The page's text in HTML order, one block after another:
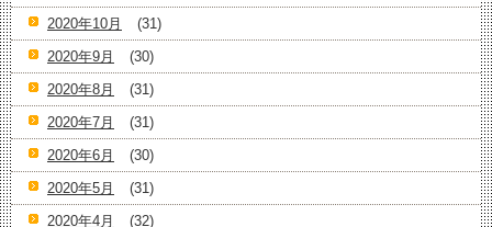
2020年10月
(31)
2020年9月
(30)
2020年8月
(31)
2020年7月
(31)
2020年6月
(30)
2020年5月
(31)
2020年4月
(32)